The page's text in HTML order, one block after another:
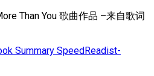
Than You 歌曲作品 –来自歌词
SpeedReadist-